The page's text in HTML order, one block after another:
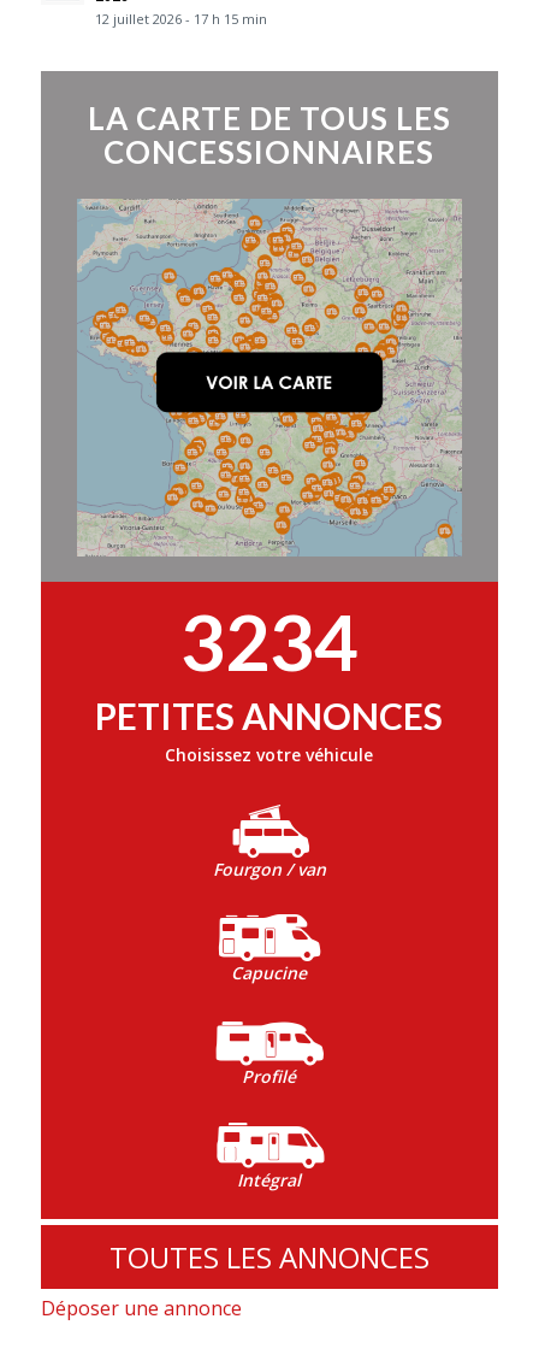
12 juillet 2026 - 17 h 15 min
LA CARTE DE TOUS LES
CONCESSIONNAIRES
3234
PETITES ANNONCES
Choisissez votre véhicule
Fourgon / van
Capucine
Profilé
Intégral
TOUTES LES ANNONCES
Déposer une annonce